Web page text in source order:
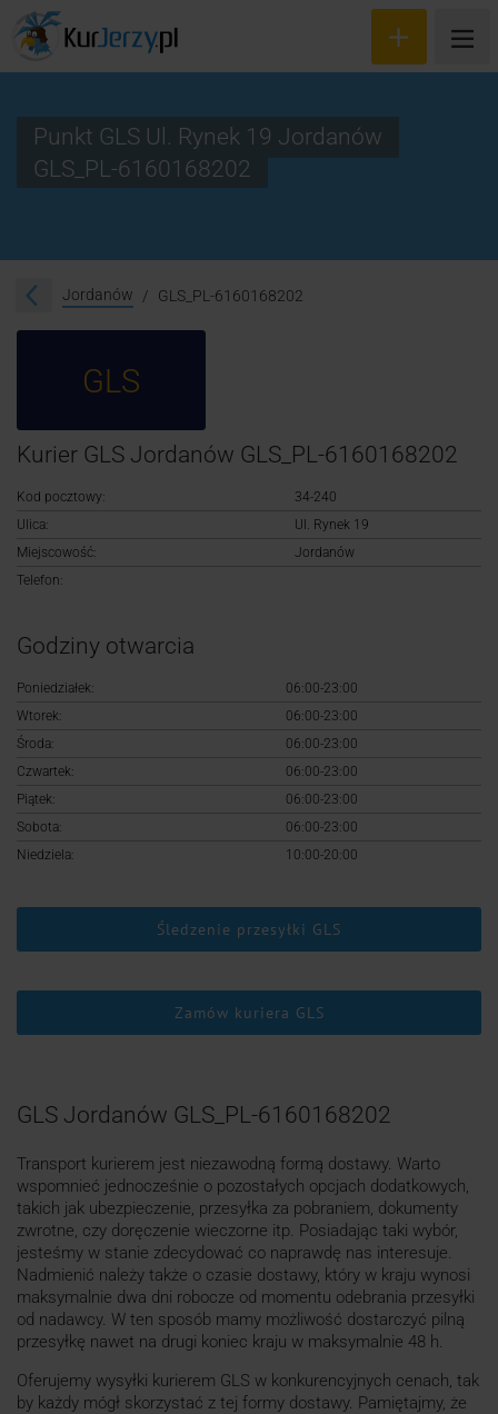
Śledzenie przesyłki
Punkt GLS Ul. Rynek 19 Jordanów
GLS_PL-6160168202
Jordanów GLS_PL-6160168202
GLS
Kurier GLS Jordanów GLS_PL-6160168202
Kod pocztowy:
34-240
Ulica:
Ul. Rynek 19
Miejscowość:
Jordanów
Telefon:
Godziny otwarcia
Poniedziałek:
06:00-23:00
Wtorek:
06:00-23:00
Środa:
06:00-23:00
Czwartek:
06:00-23:00
Piątek:
06:00-23:00
Sobota:
06:00-23:00
Niedziela:
10:00-20:00
Śledzenie przesyłki GLS
Zamów kuriera GLS
GLS Jordanów GLS_PL-6160168202
Transport kurierem jest niezawodną formą dostawy. Warto
wspomnieć jednocześnie o pozostałych opcjach dodatkowych,
takich jak ubezpieczenie, przesyłka za pobraniem, dokumenty
zwrotne, czy doręczenie wieczorne itp. Posiadając taki wybór,
jesteśmy w stanie zdecydować co naprawdę nas interesuje.
Nadmienić należy także o czasie dostawy, który w kraju wynosi
maksymalnie dwa dni robocze od momentu odebrania przesyłki
od nadawcy. W ten sposób mamy możliwość dostarczyć pilną
przesyłkę nawet na drugi koniec kraju w maksymalnie 48 h.
Oferujemy wysyłki kurierem GLS w konkurencyjnych cenach, tak
by każdy mógł skorzystać z tej formy dostawy. Pamiętajmy, że